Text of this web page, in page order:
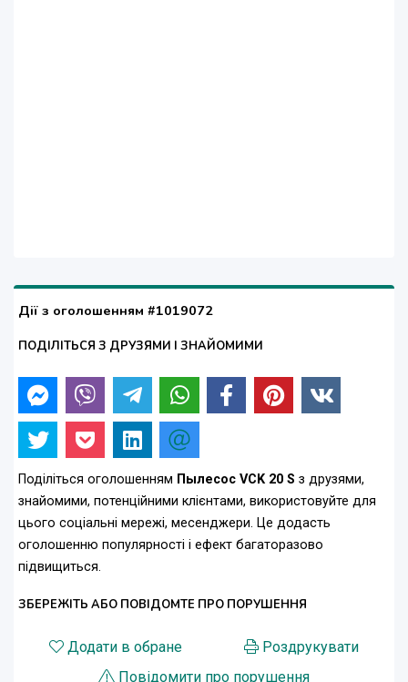
Дії з оголошенням #1019072
ПОДІЛІТЬСЯ З ДРУЗЯМИ І ЗНАЙОМИМИ
Поділіться оголошенням Пылесос VCK 20 S з друзями,
знайомими, потенційними клієнтами, використовуйте для
цього соціальні мережі, месенджери. Це додасть
оголошенню популярності і ефект багаторазово
підвищиться.
ЗБЕРЕЖІТЬ АБО ПОВІДОМТЕ ПРО ПОРУШЕННЯ
Додати в обране
Роздрукувати
Повідомити про порушення